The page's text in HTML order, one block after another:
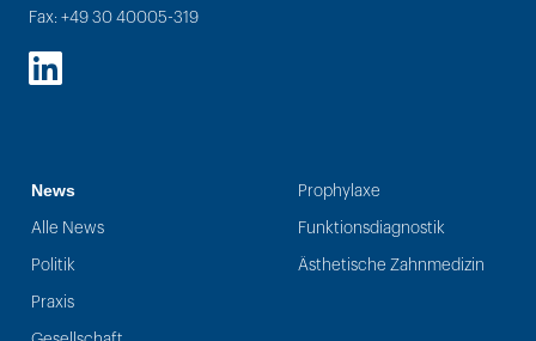
Fax: +49 30 40005-319
LinkedIn
News
Alle News
Politik
Praxis
Prophylaxe
Funktionsdiagnostik
Ästhetische Zahnmedizin